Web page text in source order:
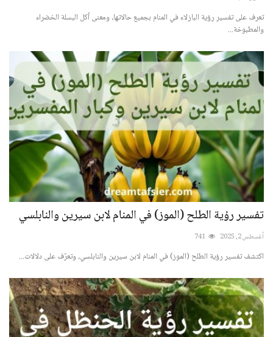
الأسماء ورموزها
رؤية الآخرة وأحداثها
الطَّعام والشَّراب
الأشياء والمقتنيات
الإنسان بأحواله وصفاته
الحيوانات والحشرات
سور القرآن الكريم
الأنبياء والصحابة
العبادات والشعائر الدينية
الجن والملائكة
تعرف على تفسير رؤية البازلاء في المنام بجميع حالاتها، ومعنى أكل البسلة الخضراء
والمطبوخة...
تفسير رؤية الطلح (الموز) في المنام لابن سيرين والنابلسي
أغسطس 2, 2025 741
اكتشف تفسير رؤية الطلح (الموز) في المنام لابن سيرين والنابلسي، وتعرّف على دلالات...